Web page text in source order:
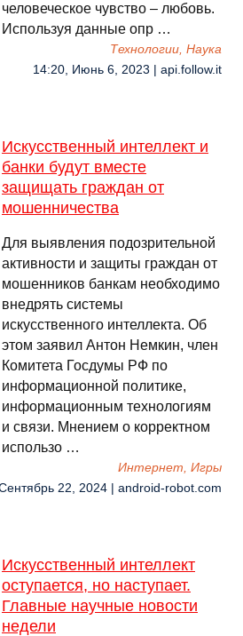
человеческое чувство – любовь.
Используя данные опр …
Технологии, Наука
14:20, Июнь 6, 2023 | api.follow.it
Искусственный интеллект и
банки будут вместе
защищать граждан от
мошенничества
Для выявления подозрительной
активности и защиты граждан от
мошенников банкам необходимо
внедрять системы
искусственного интеллекта. Об
этом заявил Антон Немкин, член
Комитета Госдумы РФ по
информационной политике,
информационным технологиям
и связи. Мнением о корректном
использо …
Интернет, Игры
22, 2024 | android-robot.com
Искусственный интеллект
оступается, но наступает.
Главные научные новости
недели